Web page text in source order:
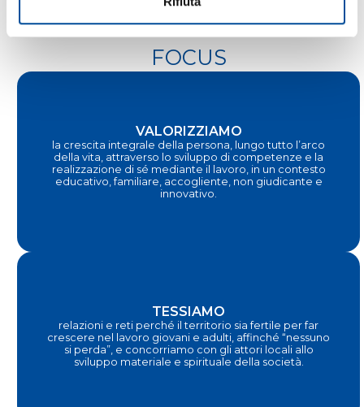
FOCUS
VALORIZZIAMO
la crescita integrale della persona, lungo tutto l’arco
della vita, attraverso lo sviluppo di competenze e la
realizzazione di sé mediante il lavoro, in un contesto
educativo, familiare, accogliente, non giudicante e
innovativo.
TESSIAMO
relazioni e reti perché il territorio sia fertile per far
crescere nel lavoro giovani e adulti, affinché “nessuno
si perda”, e concorriamo con gli attori locali allo
sviluppo materiale e spirituale della società.